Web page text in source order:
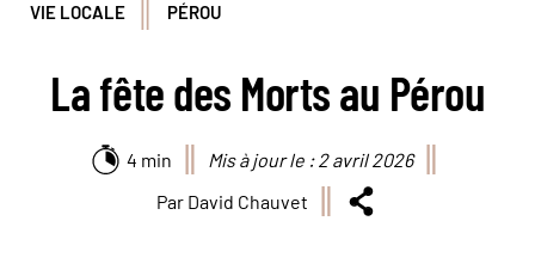
VIE LOCALE PÉROU
La fête des Morts au Pérou
4 min
Mis à jour le : 2 avril 2026
Par David Chauvet